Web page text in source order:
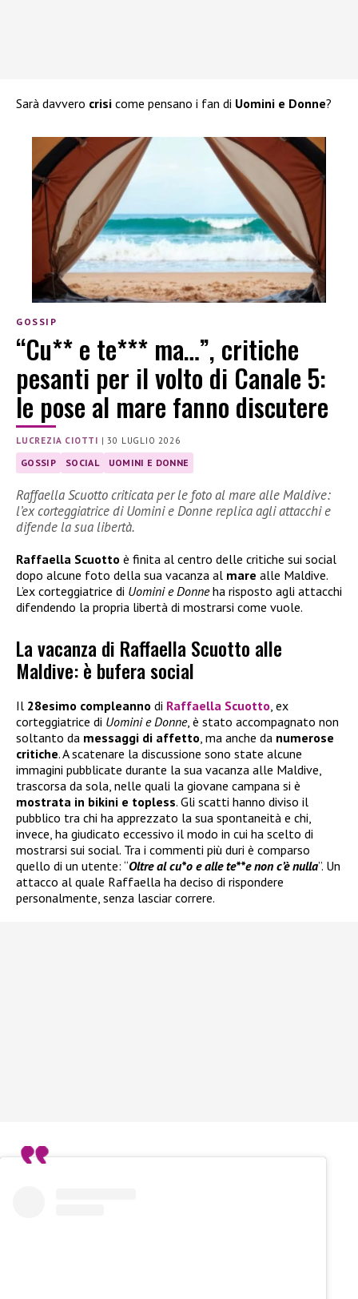
Sarà davvero crisi come pensano i fan di Uomini e Donne?
GOSSIP
“Cu** e te*** ma…”, critiche
pesanti per il volto di Canale 5:
le pose al mare fanno discutere
LUCREZIA CIOTTI |30 LUGLIO 2026
GOSSIP SOCIAL UOMINI E DONNE
Raffaella Scuotto criticata per le foto al mare alle Maldive:
l’ex corteggiatrice di Uomini e Donne replica agli attacchi e
difende la sua libertà.
Raffaella Scuotto è finita al centro delle critiche sui social
dopo alcune foto della sua vacanza al mare alle Maldive.
L’ex corteggiatrice di Uomini e Donneha risposto agli attacchi
difendendo la propria libertà di mostrarsi come vuole.
La vacanza di Raffaella Scuotto alle
Maldive: è bufera social
Il 28esimo compleanno di Raffaella Scuotto , ex
corteggiatrice di Uomini e Donne, è stato accompagnato non
soltanto da messaggi di affetto , ma anche da numerose
critiche. A scatenare la discussione sono state alcune
immagini pubblicate durante la sua vacanza alle Maldive,
trascorsa da sola, nelle quali la giovane campana si è
mostrata in bikini e topless. Gli scatti hanno diviso il
pubblico tra chi ha apprezzato la sua spontaneità e chi,
invece, ha giudicato eccessivo il modo in cui ha scelto di
mostrarsi sui social. Tra i commenti più duri è comparso
quello di un utente: “Oltre al cu*o e alle te**e non c’è nulla”. Un
attacco al quale Raffaella ha deciso di rispondere
personalmente, senza lasciar correre.